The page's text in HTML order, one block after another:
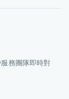
務團隊即時對